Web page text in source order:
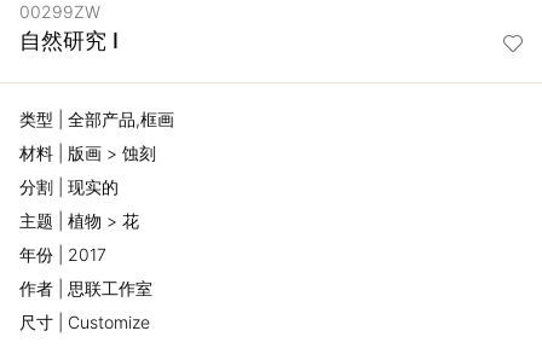
联
精
选
术
家
00299ZW
自然研究 I
类型 | 全部产品,框画
材料 | 版画 > 蚀刻
分割 | 现实的
主题 | 植物 > 花
年份 | 2017
作者 | 思联工作室
尺寸 | Customize